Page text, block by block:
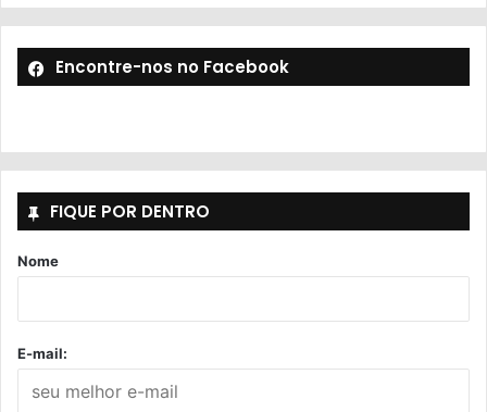
Encontre-nos no Facebook
FIQUE POR DENTRO
Nome
E-mail: